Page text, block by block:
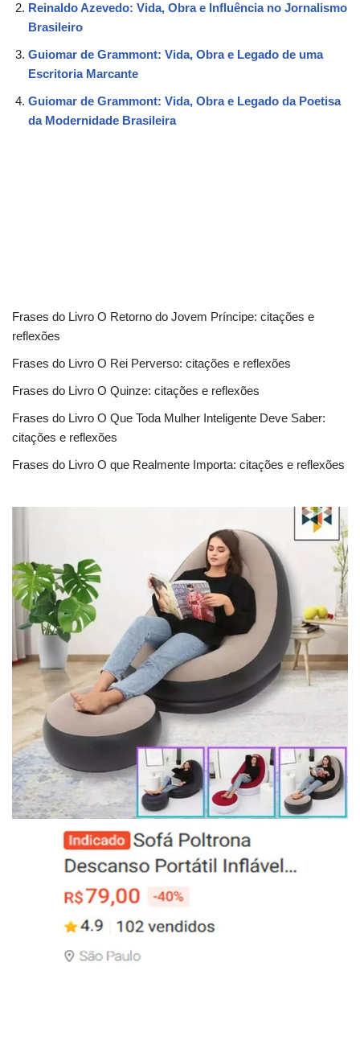
Reinaldo Azevedo: Vida, Obra e Influência no Jornalismo
Brasileiro
Guiomar de Grammont: Vida, Obra e Legado de uma
Escritoria Marcante
Guiomar de Grammont: Vida, Obra e Legado da Poetisa
da Modernidade Brasileira
Frases do Livro O Retorno do Jovem Príncipe: citações e
reflexões
Frases do Livro O Rei Perverso: citações e reflexões
Frases do Livro O Quinze: citações e reflexões
Frases do Livro O Que Toda Mulher Inteligente Deve Saber:
citações e reflexões
Frases do Livro O que Realmente Importa: citações e reflexões